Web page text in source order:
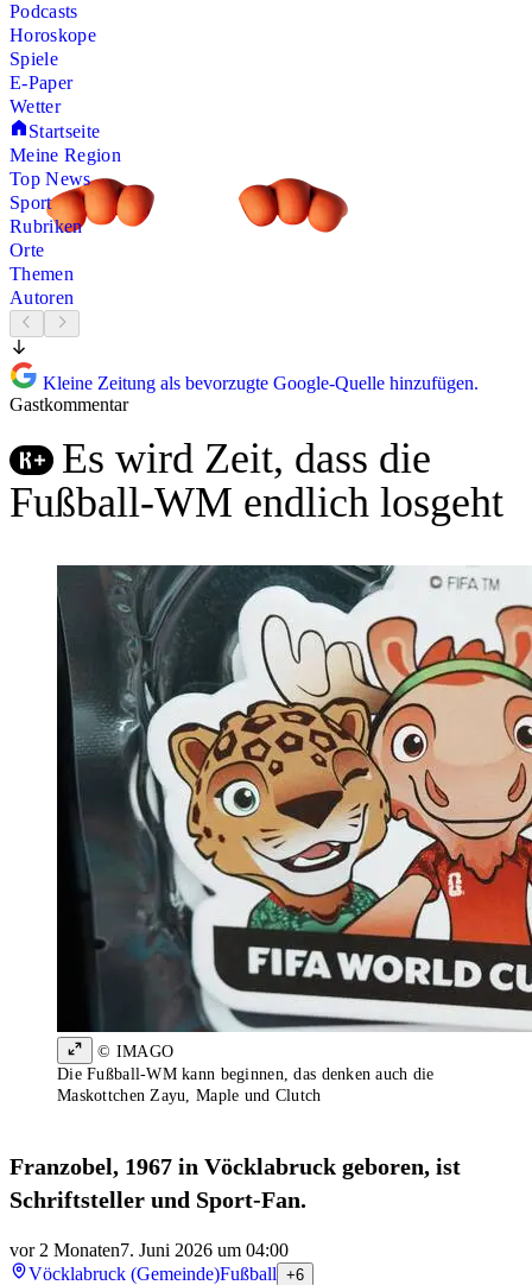
Podcasts
Horoskope
Spiele
E-Paper
Wetter
Startseite
Meine Region
Top News
Sport
Rubriken
Orte
Themen
Autoren
Kleine Zeitung als bevorzugte Google-Quelle hinzufügen.
Gastkommentar
Es wird Zeit, dass die
Fußball-WM endlich losgeht
© IMAGO
Die Fußball-WM kann beginnen, das denken auch die
Maskottchen Zayu, Maple und Clutch
Franzobel, 1967 in Vöcklabruck geboren, ist
Schriftsteller und Sport-Fan.
vor 2 Monaten7. Juni 2026 um 04:00
Vöcklabruck (Gemeinde)Fußball +6